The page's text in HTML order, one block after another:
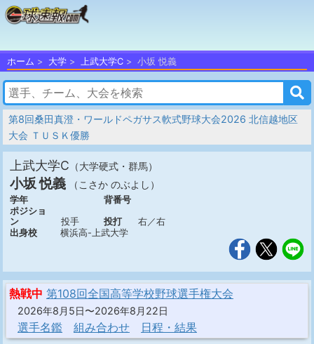
ホーム 大学 上武大学C 小坂 悦義
第8回桑田真澄・ワールドペガサス軟式野球大会2026 北信越地区
大会 ＴＵＳＫ優勝
上武大学C （大学硬式・群馬）
小坂 悦義 （こさか のぶよし）
学年
背番号
ポジショ
ン
投手 投打
右／右
出身校
横浜高-上武大学
熱戦中 第108回全国高等学校野球選手権大会
2026年8月5日〜2026年8月22日
選手名鑑 組み合わせ 日程・結果